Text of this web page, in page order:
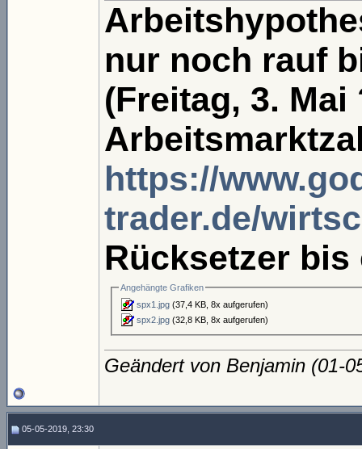
nur noch rauf
(Freitag, 3. Mai
https://
trader.de/
Rücksetzer bis
Angehängte Grafiken
spx1.jpg (37,4 KB, 8x aufgerufen)
spx2.jpg (32,8 KB, 8x aufgerufen)
Geändert von Benjamin (01-
05-05-2019, 23:30